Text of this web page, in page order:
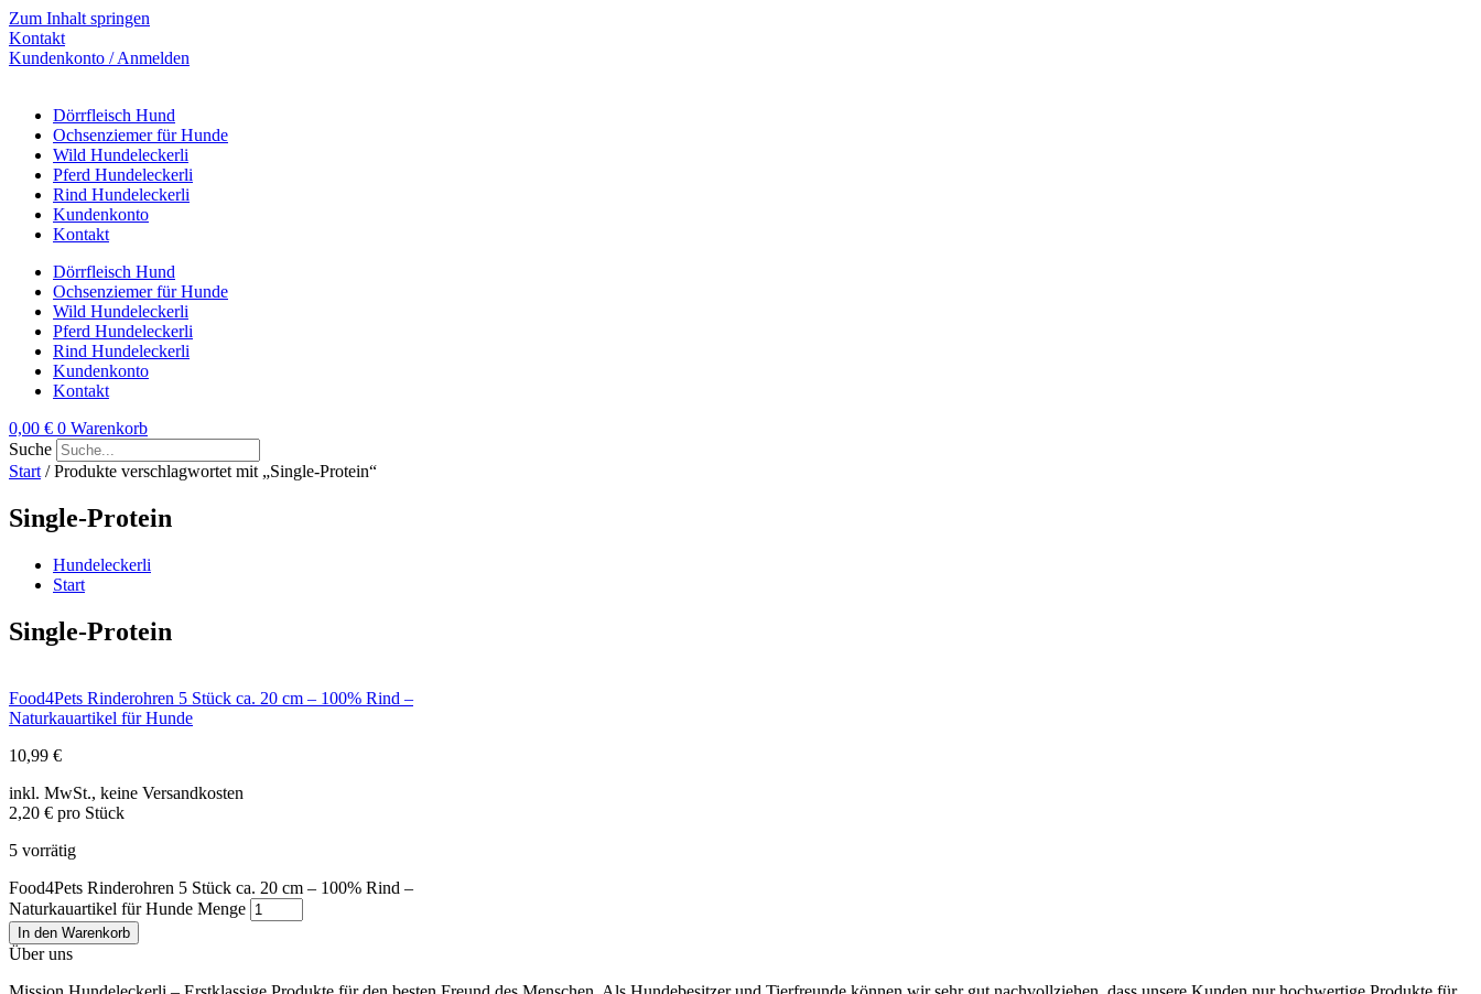
Zum Inhalt springen
Kontakt
Kundenkonto / Anmelden
Dörrfleisch Hund
Ochsenziemer für Hunde
Wild Hundeleckerli
Pferd Hundeleckerli
Rind Hundeleckerli
Kundenkonto
Kontakt
Dörrfleisch Hund
Ochsenziemer für Hunde
Wild Hundeleckerli
Pferd Hundeleckerli
Rind Hundeleckerli
Kundenkonto
Kontakt
0,00 € 0 Warenkorb
Suche
Start / Produkte verschlagwortet mit „Single-Protein“
Single-Protein
Hundeleckerli
Start
Single-Protein
Food4Pets Rinderohren 5 Stück ca. 20 cm – 100% Rind –
Naturkauartikel für Hunde
10,99 €
inkl. MwSt., keine Versandkosten
2,20 € pro Stück
5 vorrätig
Food4Pets Rinderohren 5 Stück ca. 20 cm – 100% Rind –
Naturkauartikel für Hunde Menge
In den Warenkorb
Über uns